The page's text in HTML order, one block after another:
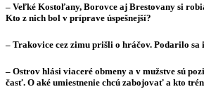
– Veľké Kostoľany, Borovce aj Brestovany si
Kto z nich bol v príprave úspešnejší?
– Trakovice cez zimu prišli o hráčov. Podarilo
– Ostrov hlási viaceré obmeny a v mužstve sú
časť. O aké umiestnenie chcú zabojovať a kto